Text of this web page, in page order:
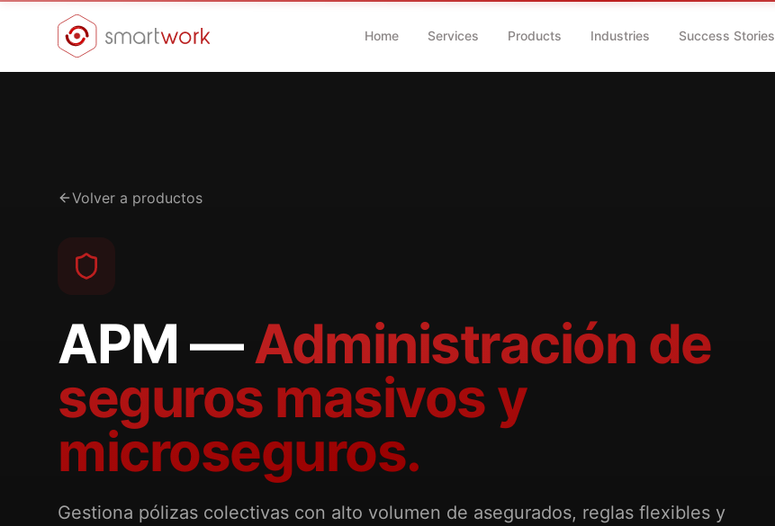
Home Services Products Industries Success Stories
Volver a productos
APM —Administración de
seguros masivos y
microseguros.
Gestiona pólizas colectivas con alto volumen de asegurados, reglas flexibles y